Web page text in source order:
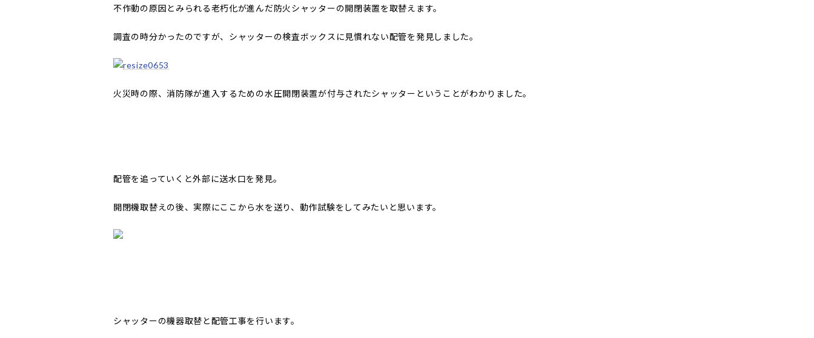
不作動の原因とみられる老朽化が進んだ防火シャッターの開閉装置を取替えます。
調査の時分かったのですが、シャッターの検査ボックスに見慣れない配管を発見しました。
火災時の際、消防隊が進入するための水圧開閉装置が付与されたシャッターということがわかりました。
配管を追っていくと外部に送水口を発見。
開閉機取替えの後、実際にここから水を送り、動作試験をしてみたいと思います。
シャッターの機器取替と配管工事を行います。